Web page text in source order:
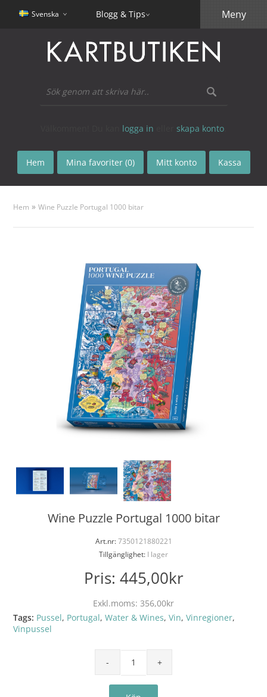
Svenska Blogg & Tips
logga in skapa konto
Hem Mina favoriter (0) Mitt konto Kassa
Meny
Hem »Wine Puzzle Portugal 1000 bitar
Wine Puzzle Portugal 1000 bitar
Art.nr:7350121880221
Tillgänglighet: I lager
Pris: 445,00kr
Exkl.moms: 356,00kr
Tags: Pussel, Portugal,Water & Wines,Vin,Vinregioner,
Vinpussel